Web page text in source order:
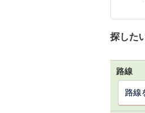
探した
路線
路線